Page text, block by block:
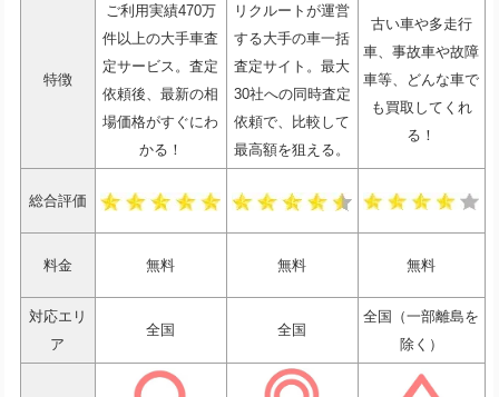
特徴
ご利用実績470万
件以上の大手車査
定サービス。査定
依頼後、最新の相
場価格がすぐにわ
かる！
リクルートが運営
する大手の車一括
査定サイト。最大
30社への同時査定
依頼で、比較して
最高額を狙える。
古い車や多走行
車、事故車や故障
車等、どんな車で
も買取してくれ
る！
総合評価
料金 無料 無料 無料
対応エリ
ア
全国 全国
全国（一部離島を
除く）